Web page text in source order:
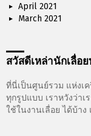
April 2021
March 2021
สวัสดีเหล่านักเลื่อ
ที่นี่เป็นศูนย์รวม แห่งเค
ทุกรูปแบบ เราหวังว่า
ใช้ในงานเลื่อย ได้บ้า